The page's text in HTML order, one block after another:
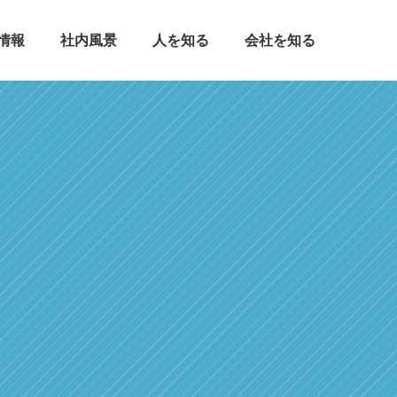
報 社内風景 人を知る 会社を知る